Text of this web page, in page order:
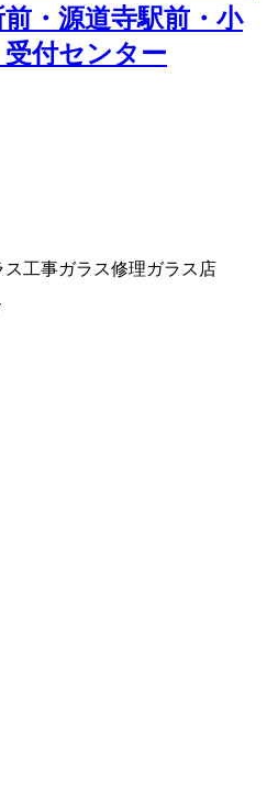
・源道寺駅前・小
付センター
ス工事ガラス修理ガラス店